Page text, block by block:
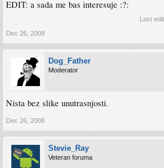
EDIT: a sada me bas interesuje :?:
Last
Dec 26, 2008
Dog_Father
Moderator
Nista bez slike unutrasnjosti.
Dec 26, 2008
Stevie_Ray
Veteran foruma